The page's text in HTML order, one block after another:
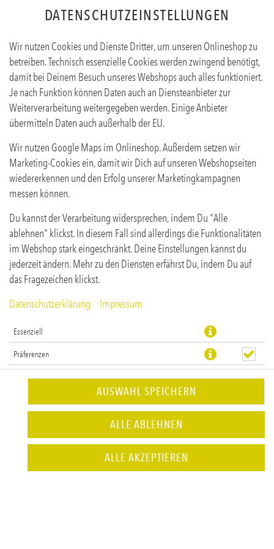
DATENSCHUTZEINSTELLUNGEN
Wir nutzen Cookies und Dienste Dritter, um unseren Onlineshop zu
betreiben. Technisch essenzielle Cookies werden zwingend benötigt,
damit bei Deinem Besuch unseres Webshops auch alles funktioniert.
Je nach Funktion können Daten auch an Diensteanbieter zur
Weiterverarbeitung weitergegeben werden. Einige Anbieter
übermitteln Daten auch außerhalb der EU.
Wir nutzen Google Maps im Onlineshop. Außerdem setzen wir
Marketing-Cookies ein, damit wir Dich auf unseren Webshopseiten
wiedererkennen und den Erfolg unserer Marketingkampagnen
messen können.
Du kannst der Verarbeitung widersprechen, indem Du "Alle
ablehnen" klickst. In diesem Fall sind allerdings die Funktionalitäten
im Webshop stark eingeschränkt. Deine Einstellungen kannst du
jederzeit ändern. Mehr zu den Diensten erfährst Du, indem Du auf
das Fragezeichen klickst.
Datenschutzerklärung
Impressum
Essenziell
Präferenzen
Statistiken
AUSWAHL SPEICHERN
ALLE ABLEHNEN
ALLE AKZEPTIEREN
KNOBLAUCH KÄSE FRITTEN
Produktinfos
Fritten mit Knoblauchöl, grobem Pfeffer, Hartkäse &
Schnittlauch
JETZT BESTELLEN